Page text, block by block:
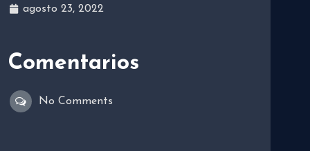
agosto 23, 2022
Comentarios
No Comments